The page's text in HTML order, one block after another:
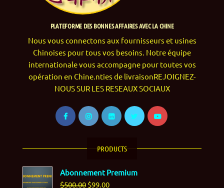
PLATEFORME DES BONNES AFFAIRES AVEC LA CHINE
Nous vous connectons aux fournisseurs et usines
Chinoises pour tous vos besoins. Notre équipe
internationale vous accompagne pour toutes vos
opération en Chine.nties de livraisonREJOIGNEZ-
NOUS SUR LES RESEAUX SOCIAUX
PRODUCTS
Abonnement Premium
$500.00 Original
$99.00Current